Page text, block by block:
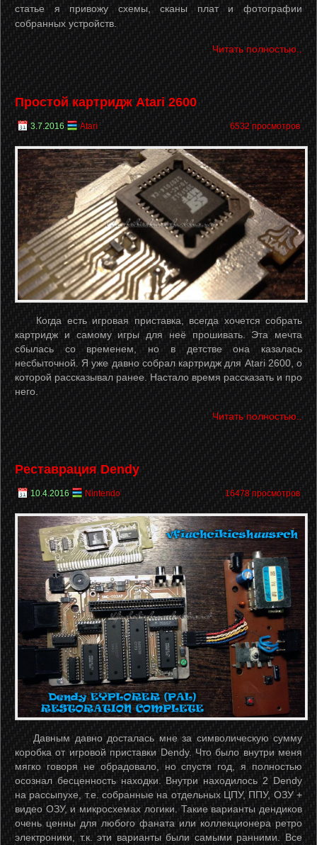
статье я привожу схемы, сканы плат и фотографии
собранных устройств.
Читать полностью..
Простой картридж Atari 2600
3.7.2016 Atari 6532 просмотров
Когда есть игровая приставка, всегда хочется собрать
картридж и самому игры для неё прошивать. Эта мечта
сбылась со временем, но в детстве она казалась
несбыточной. Я уже давно собрал картридж для Atari 2600, о
которой рассказывал ранее. Настало время рассказать и про
него.
Читать полностью..
Реставрация Dendy
10.4.2016 Nintendo 16478 просмотров
Давным давно досталась мне за символическую сумму
коробка от игровой приставки Dendy. Что было внутри меня
мягко говоря не обрадовало, но спустя год, я полностью
осознал бесценность находки. Внутри находилось 2 Dendy
на рассыпухе, т.е. собранные на отдельных ЦПУ, ППУ, ОЗУ +
видео ОЗУ, и микросхемах логики. Такие варианты дендиков
очень ценны для любого фаната или коллекционера ретро
электроники, т.к. эти варианты были самыми ранними. Все